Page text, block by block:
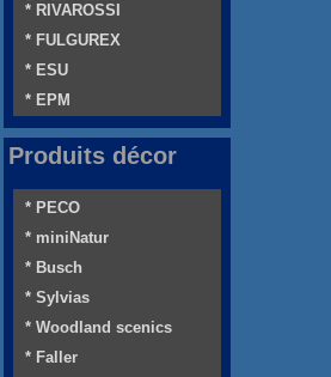
* RIVAROSSI
* FULGUREX
* ESU
* EPM
Produits décor
* PECO
* miniNatur
* Busch
* Sylvias
* Woodland scenics
* Faller